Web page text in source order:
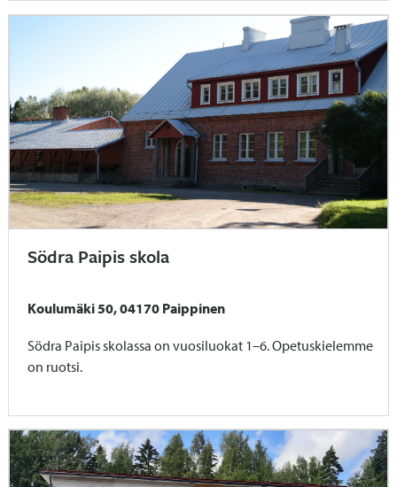
Södra Paipis skola
Koulumäki 50, 04170 Paippinen
Södra Paipis skolassa on vuosiluokat 1–6. Opetuskielemme
on ruotsi.